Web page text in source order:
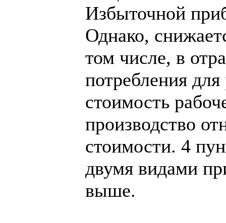
Избыточной
Однако,
том числе, в
потребления
стоимость
производство
стоимости. 4
двумя видами
выше.